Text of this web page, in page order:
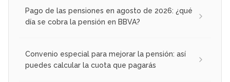
Pago de las pensiones en agosto de 2026: ¿qué
día se cobra la pensión en BBVA?
Convenio especial para mejorar la pensión: así
puedes calcular la cuota que pagarás